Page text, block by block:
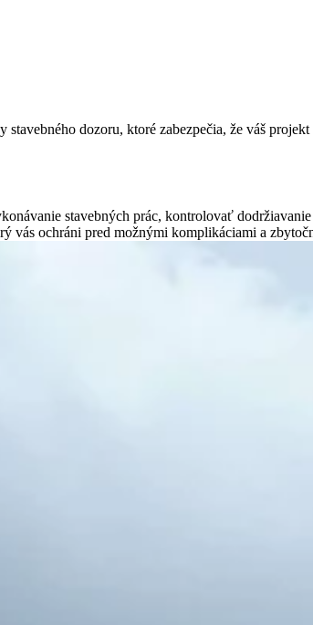
dozoru, ktoré zabezpečia, že váš
stavebných prác, kontrolovať
vás ochráni pred možnými komplikáciami a